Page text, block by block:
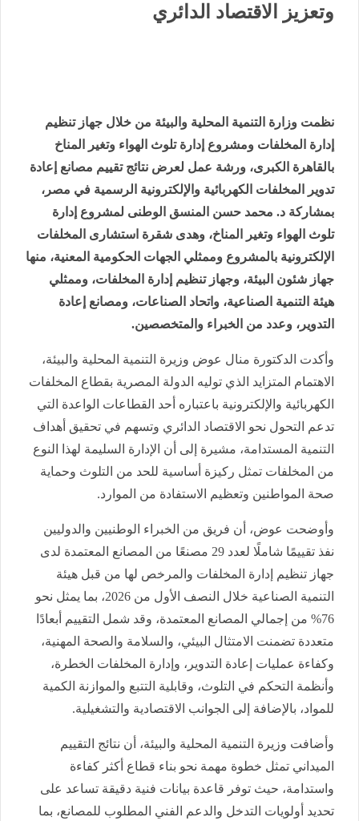
وتعزيز الاقتصاد الدائري
نظمت وزارة التنمية المحلية والبيئة من خلال جهاز تنظيم
إدارة المخلفات ومشروع إدارة تلوث الهواء وتغير المناخ
بالقاهرة الكبرى، ورشة عمل لعرض نتائج تقييم مصانع إعادة
تدوير المخلفات الكهربائية والإلكترونية الرسمية في مصر،
بمشاركة د. محمد حسن المنسق الوطنى لمشروع إدارة
تلوث الهواء وتغير المناخ، وهدى شقرة استشارى المخلفات
الإلكترونية بالمشروع وممثلي الجهات الحكومية المعنية، منها
جهاز شئون البيئة، وجهاز تنظيم إدارة المخلفات، وممثلي
هيئة التنمية الصناعية، واتحاد الصناعات، ومصانع إعادة
التدوير، وعدد من الخبراء والمتخصصين.
وأكدت الدكتورة منال عوض وزيرة التنمية المحلية والبيئة،
الاهتمام المتزايد الذي توليه الدولة المصرية بقطاع المخلفات
الكهربائية والإلكترونية باعتباره أحد القطاعات الواعدة التي
تدعم التحول نحو الاقتصاد الدائري وتسهم في تحقيق أهداف
التنمية المستدامة، مشيرة إلى أن الإدارة السليمة لهذا النوع
من المخلفات تمثل ركيزة أساسية للحد من التلوث وحماية
صحة المواطنين وتعظيم الاستفادة من الموارد.
وأوضحت عوض، أن فريق من الخبراء الوطنيين والدوليين
نفذ تقييمًا شاملًا لعدد 29 مصنعًا من المصانع المعتمدة لدى
جهاز تنظيم إدارة المخلفات والمرخص لها من قبل هيئة
التنمية الصناعية خلال النصف الأول من 2026، بما يمثل نحو
76% من إجمالي المصانع المعتمدة، وقد شمل التقييم أبعادًا
متعددة تضمنت الامتثال البيئي، والسلامة والصحة المهنية،
وكفاءة عمليات إعادة التدوير، وإدارة المخلفات الخطرة،
وأنظمة التحكم في التلوث، وقابلية التتبع والموازنة الكمية
للمواد، بالإضافة إلى الجوانب الاقتصادية والتشغيلية.
وأضافت وزيرة التنمية المحلية والبيئة، أن نتائج التقييم
الميداني تمثل خطوة مهمة نحو بناء قطاع أكثر كفاءة
واستدامة، حيث توفر قاعدة بيانات فنية دقيقة تساعد على
تحديد أولويات التدخل والدعم الفني المطلوب للمصانع، بما